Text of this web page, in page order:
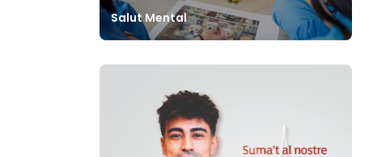
Salut Mental